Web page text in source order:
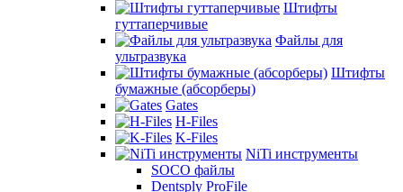
Штифты
гуттаперчивые
Файлы для
ультразвука
Штифты
бумажные (абсорберы)
Gates
H-Files
K-Files
NiTi инструменты
SOCO файлы
Dentsply ProFile